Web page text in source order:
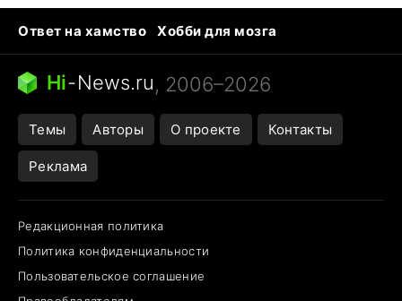
Ответ на хамство
Хобби для мозга
Бензин 100 vs 95
Тунцы в океанариуме
Следующая пандемия
Hi-News.ru, 2006–2026
Темы Авторы О проекте Контакты
Реклама
Редакционная политика
Политика конфиденциальности
Пользовательское соглашение